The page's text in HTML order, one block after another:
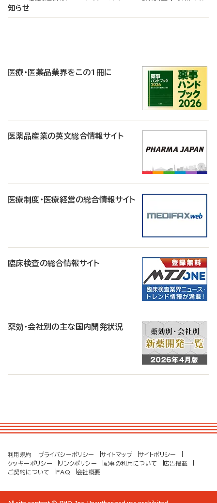
知らせ
医療・医薬品業界をこの1冊に
医薬品産業の英文総合情報サイト
医療制度・医療経営の総合情報サイト
臨床検査の総合情報サイト
薬効・会社別の主な国内開発状況
利用規約 プライバシーポリシー サイトマップ
サイトポリシー
クッキーポリシー
リンクポリシー 記事の利用について
広告掲載
ご契約について
FAQ 会社概要